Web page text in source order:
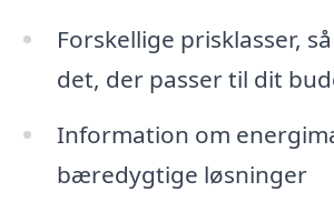
Forskellige prisklasser,
det, der passer til dit
Information om
bæredygtige løsninger